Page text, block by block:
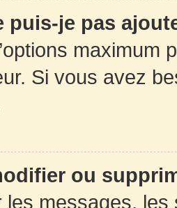
puis-je pas
maximum
Si vous avez
ou
les messages,